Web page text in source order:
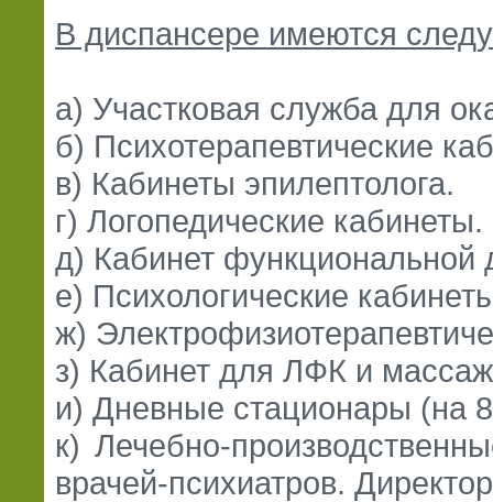
В диспансере имеются
а) Участковая служба для
б) Психотерапевтические
в) Кабинеты эпилептолога.
г) Логопедические кабинеты.
д) Кабинет
е) Психологические
ж)
з) Кабинет для ЛФК и
и) Дневные стационары (на
к) Лечебно-
врачей-психиатров.